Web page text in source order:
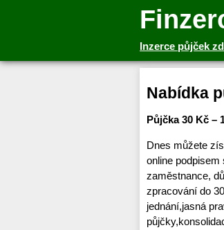
Inzerce půjček
Nabídka
Půjčka 30 Kč –
Dnes můžete
online
zaměstnance,
zpracování do
jednání,jasná